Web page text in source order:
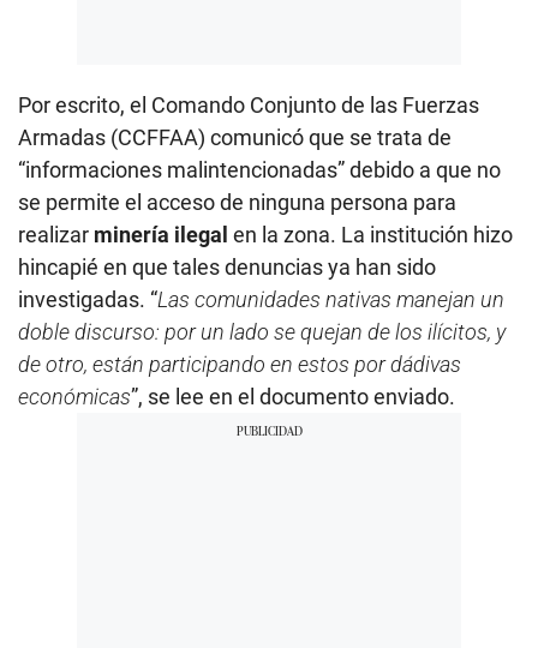
Por escrito, el Comando Conjunto de las Fuerzas
Armadas (CCFFAA) comunicó que se trata de
“informaciones malintencionadas” debido a que no
se permite el acceso de ninguna persona para
realizar minería ilegal en la zona. La institución hizo
hincapié en que tales denuncias ya han sido
investigadas. “Las comunidades nativas manejan un
doble discurso: por un lado se quejan de los ilícitos, y
de otro, están participando en estos por dádivas
económicas”, se lee en el documento enviado.